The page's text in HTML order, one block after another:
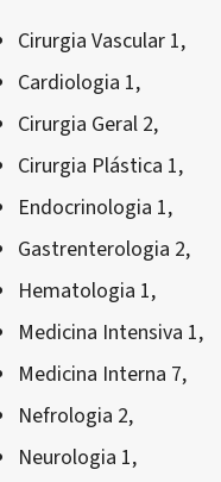
Cirurgia Vascular 1,
Cardiologia 1,
Cirurgia Geral 2,
Cirurgia Plástica 1,
Endocrinologia 1,
Gastrenterologia 2,
Hematologia 1,
Medicina Intensiva 1,
Medicina Interna 7,
Nefrologia 2,
Neurologia 1,